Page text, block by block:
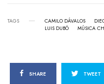
TAGS CAMILO DÁVALOS
LUIS DUBÓ
MÚSICA
SHARE TWEET